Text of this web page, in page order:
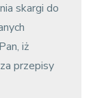
skargi do
iż
przepisy